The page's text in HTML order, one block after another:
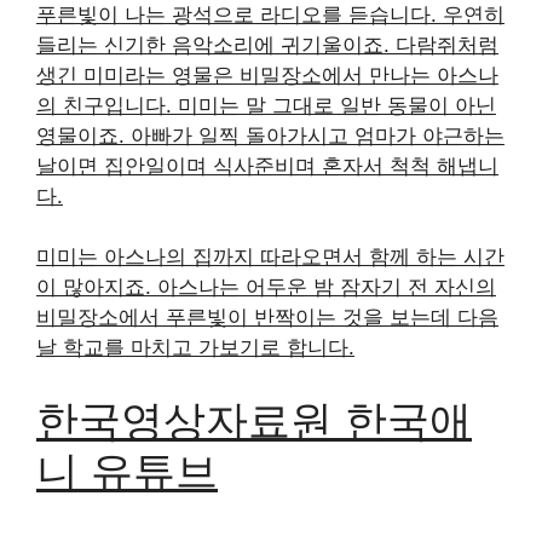
푸른빛이 나는 광석으로 라디오를 듣습니다. 우연히
들리는 신기한 음악소리에 귀기울이죠. 다람쥐처럼
생긴 미미라는 영물은 비밀장소에서 만나는 아스나
의 친구입니다. 미미는 말 그대로 일반 동물이 아닌
영물이죠. 아빠가 일찍 돌아가시고 엄마가 야근하는
날이면 집안일이며 식사준비며 혼자서 척척 해냅니
다.
미미는 아스나의 집까지 따라오면서 함께 하는 시간
이 많아지죠. 아스나는 어두운 밤 잠자기 전 자신의
비밀장소에서 푸른빛이 반짝이는 것을 보는데 다음
날 학교를 마치고 가보기로 합니다.
한국영상자료원 한국애
니 유튜브